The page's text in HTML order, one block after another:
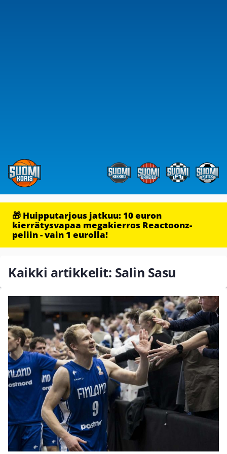
🎁 Huipputarjous jatkuu: 10 euron
kierrätysvapaa megakierros Reactoonz-
peliin - vain 1 eurolla!
Kaikki artikkelit: Salin Sasu